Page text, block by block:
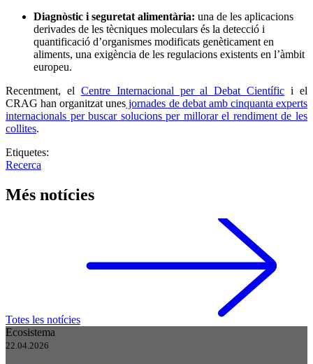
Diagnòstic i seguretat alimentària: una de les aplicacions
derivades de les tècniques moleculars és la detecció i
quantificació d’organismes modificats genèticament en
aliments, una exigència de les regulacions existents en l’àmbit
europeu.
Recentment, el Centre Internacional per al Debat Científic i el
CRAG han organitzat unes jornades de debat amb cinquanta experts
internacionals per buscar solucions per millorar el rendiment de les
collites.
Etiquetes:
Recerca
Més notícies
Totes les notícies
Ecosistema
22.04.2026